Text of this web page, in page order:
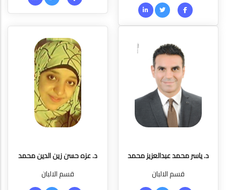
د. ياسر محمد عبدالعزيز محمد
قسم الالبان
د. عزه حسن زين الدين محمد
قسم الالبان